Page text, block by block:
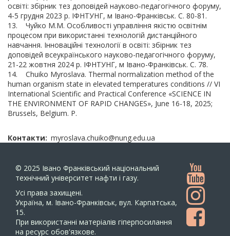
освіті: збірник тез доповідей науково-педагогічного форуму,
4-5 грудня 2023 р. ІФНТУНГ, м Івано-Франківськ. С. 80-81.
13. Чуйко М.М. Особливості управління якістю освітнім
процесом при використанні технологій дистанційного
навчання. Інноваційні технології в освіті: збірник тез
доповідей всеукраїнського науково-педагогічного форуму,
21-22 жовтня 2024 р. ІФНТУНГ, м Івано-Франківськ. С. 78.
14. Chuiko Myroslava. Thermal normalization method of the
human organism state in elevated temperatures conditions // VI
International Scientific and Practical Conference «SCIENCE IN
THE ENVIRONMENT OF RAPID CHANGES», June 16-18, 2025;
Brussels, Belgium. P.
Контакти myroslava.chuiko@nung.edu.ua
© 2025 Івано Франківський національний
технічний університет нафти і газу.
Усi права захищенi.
Україна, м. Івано-Франківськ, вул. Карпатська,
15.
При використанні матеріалів гіперпосилання
на ресурс обов'язкове.